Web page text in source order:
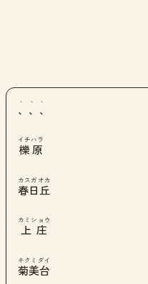
、、、
、、、
櫟原
イチハラ
春日丘
カスガオカ
上庄
カミショウ
菊美台
キクミダイ